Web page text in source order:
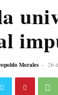
Morales - 26